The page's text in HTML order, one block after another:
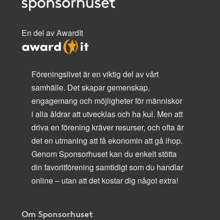
En del av AwardIt
Föreningslivet är en viktig del av vårt
samhälle. Det skapar gemenskap,
engagemang och möjligheter för människor
i alla åldrar att utvecklas och ha kul. Men att
driva en förening kräver resurser, och ofta är
det en utmaning att få ekonomin att gå ihop.
Genom Sponsorhuset kan du enkelt stötta
din favoritförening samtidigt som du handlar
online – utan att det kostar dig något extra!
Om Sponsorhuset